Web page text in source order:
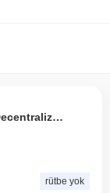
Decentralized Universal Basic Income
rütbe yok